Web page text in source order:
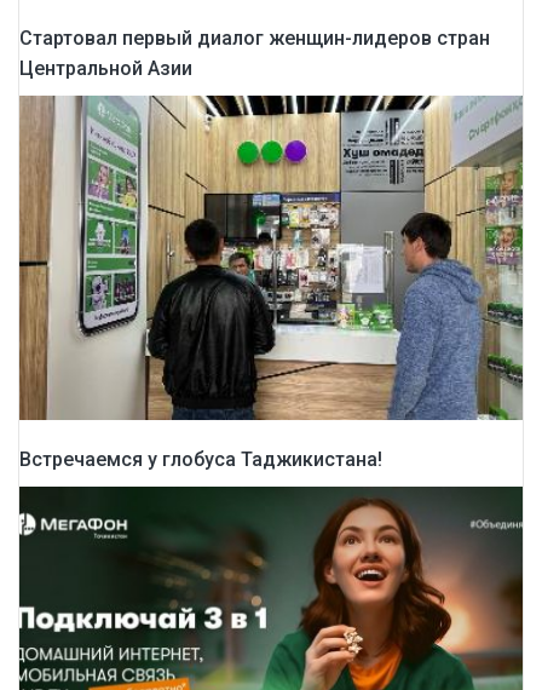
Стартовал первый диалог женщин-лидеров стран
Центральной Азии
Встречаемся у глобуса Таджикистана!